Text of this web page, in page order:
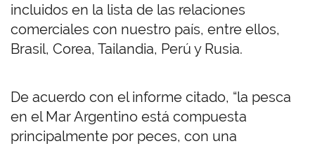
incluidos en la lista de las relaciones
comerciales con nuestro país, entre ellos,
Brasil, Corea, Tailandia, Perú y Rusia.
De acuerdo con el informe citado, “la pesca
en el Mar Argentino está compuesta
principalmente por peces, con una